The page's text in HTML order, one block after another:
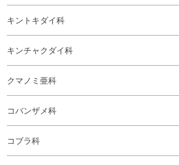
キントキダイ科
キンチャクダイ科
クマノミ亜科
コバンザメ科
コブラ科